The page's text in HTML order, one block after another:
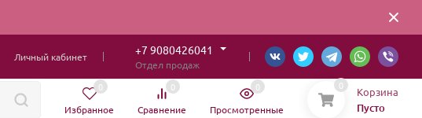
Личный кабинет +7 9080426041
Отдел продаж
Избранное
0
Сравнение
0
Просмотренные
0 0 Корзина
Пусто